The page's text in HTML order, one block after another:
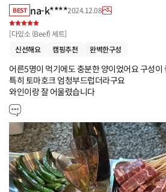
BEST na-k****2024.12.08
[다있소 (Beef) 세트]
신선해요
캠핑추천 완벽한구성
어른5명이 먹기에도 충분한 양이었어요 구성이
특히 토마호크 엄청부드럽더라구요
와인이랑 잘 어울렸습니다